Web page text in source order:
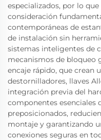
especializados, por lo
consideración
contemporáneas de
de instalación sin
sistemas inteligentes de
mecanismos de bloqueo
encaje rápido, que crean
destornilladores, llaves
integración previa del
componentes esenciales
preposicionados,
montaje y garantizando
conexiones seguras en